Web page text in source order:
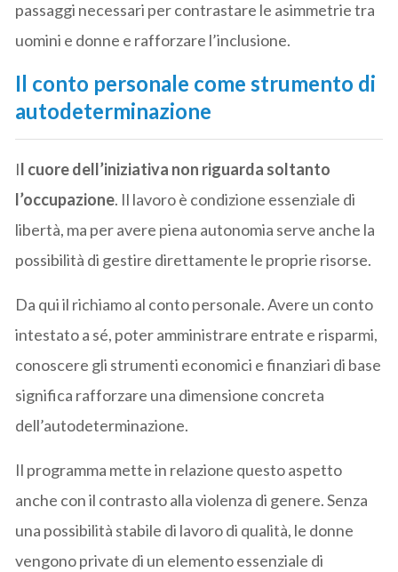
passaggi necessari per contrastare le asimmetrie tra
uomini e donne e rafforzare l’inclusione.
Il conto personale come strumento di
autodeterminazione
Il cuore dell’iniziativa non riguarda soltanto
l’occupazione. Il lavoro è condizione essenziale di
libertà, ma per avere piena autonomia serve anche la
possibilità di gestire direttamente le proprie risorse.
Da qui il richiamo al conto personale. Avere un conto
intestato a sé, poter amministrare entrate e risparmi,
conoscere gli strumenti economici e finanziari di base
significa rafforzare una dimensione concreta
dell’autodeterminazione.
Il programma mette in relazione questo aspetto
anche con il contrasto alla violenza di genere. Senza
una possibilità stabile di lavoro di qualità, le donne
vengono private di un elemento essenziale di